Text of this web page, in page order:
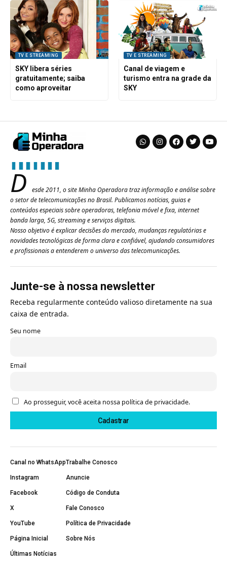
TV E STREAMING
SKY libera séries
gratuitamente; saiba
como aproveitar
TV E STREAMING
Canal de viagem e
turismo entra na grade da
SKY
D
esde 2011, o site Minha Operadora traz informação e análise sobre
o setor de telecomunicações no Brasil. Publicamos notícias, guias e
conteúdos especiais sobre operadoras, telefonia móvel e fixa, internet
banda larga, 5G, streaming e serviços digitais.
Nosso objetivo é explicar decisões do mercado, mudanças regulatórias e
novidades tecnológicas de forma clara e confiável, ajudando consumidores
e profissionais a entenderem o universo das telecomunicações.
Junte-se à nossa newsletter
Receba regularmente conteúdo valioso diretamente na sua
caixa de entrada.
Seu nome
Email
Ao prosseguir, você aceita nossa política de privacidade.
Canal no WhatsApp
Instagram
Facebook
X
YouTube
Página Inicial
Últimas Notícias
Trabalhe Conosco
Anuncie
Código de Conduta
Fale Conosco
Política de Privacidade
Sobre Nós